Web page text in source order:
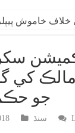
خاموش
کي
جو
سنڌ